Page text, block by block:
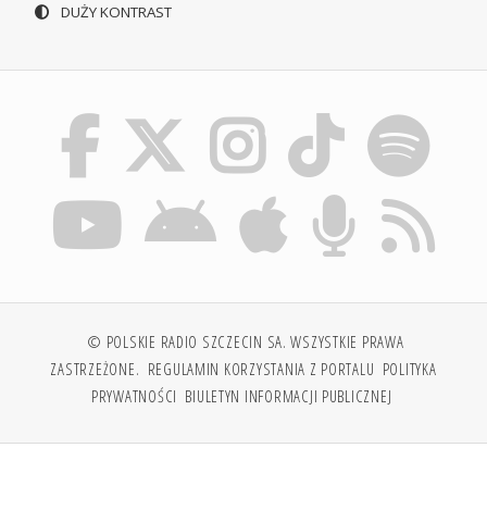
DUŻY KONTRAST
© POLSKIE RADIO SZCZECIN SA. WSZYSTKIE PRAWA
ZASTRZEŻONE. REGULAMIN KORZYSTANIA Z PORTALU POLITYKA
PRYWATNOŚCI BIULETYN INFORMACJI PUBLICZNEJ